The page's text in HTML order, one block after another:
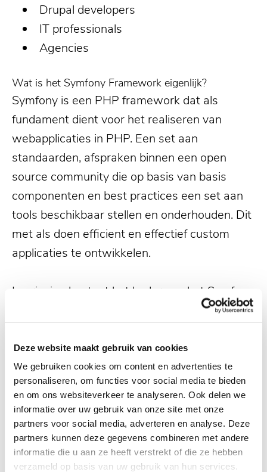
Deze website maakt gebruik van cookies
We gebruiken cookies om content en advertenties te
personaliseren, om functies voor social media te bieden
en om ons websiteverkeer te analyseren. Ook delen we
informatie over uw gebruik van onze site met onze
partners voor social media, adverteren en analyse. Deze
partners kunnen deze gegevens combineren met andere
informatie die u aan ze heeft verstrekt of die ze hebben
verzameld op basis van uw gebruik van hun services.
Drupal developers
IT professionals
Agencies
Wat is het Symfony Framework eigenlijk?
Symfony is een PHP framework dat als
fundament dient voor het realiseren van
webapplicaties in PHP. Een set aan
standaarden, afspraken binnen een open
source community die op basis van basis
componenten en best practices een set aan
tools beschikbaar stellen en onderhouden. Dit
met als doen efficient en effectief custom
applicaties te ontwikkelen.
In principe bestaat het kader van het Symfony
Een toolbox– een set van geprefabriceerde,
snel integreerbare softwarecomponenten. Dit
betekent dat u minder code hoeft te schrijven,
met minder kans op fouten. Dit betekent ook
een grotere productiviteit en de mogelijkheid
om meer tijd te besteden aan die dingen die
een grotere toegevoegde waarde hebben.